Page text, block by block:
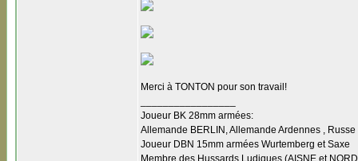
Merci à TONTON pour son travail!
Joueur BK 28mm armées:
Allemande BERLIN, Allemande Ardennes ,
Joueur DBN 15mm armées Wurtemberg et Saxe
Membre des Hussards Ludiques (AISNE et